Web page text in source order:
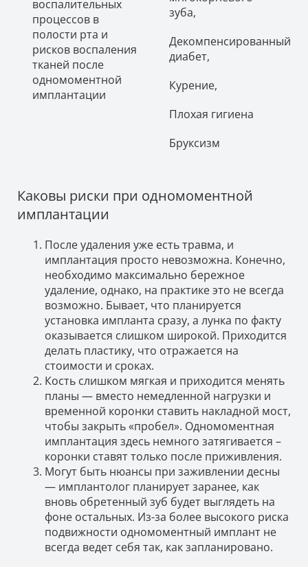
воспалительных
процессов в
полости рта и
рисков воспаления
тканей после
одномоментной
имплантации
зуба,
Декомпенсированный
диабет,
Курение,
Плохая гигиена
Бруксизм
Каковы риски при одномоментной
имплантации
После удаления уже есть травма, и
имплантация просто невозможна. Конечно,
необходимо максимально бережное
удаление, однако, на практике это не всегда
возможно. Бывает, что планируется
установка импланта сразу, а лунка по факту
оказывается слишком широкой. Приходится
делать пластику, что отражается на
стоимости и сроках.
Кость слишком мягкая и приходится менять
планы — вместо немедленной нагрузки и
временной коронки ставить накладной мост,
чтобы закрыть «пробел». Одномоментная
имплантация здесь немного затягивается –
коронки ставят только после приживления.
Могут быть нюансы при заживлении десны
— имплантолог планирует заранее, как
вновь обретенный зуб будет выглядеть на
фоне остальных. Из-за более высокого риска
подвижности одномоментный имплант не
всегда ведет себя так, как запланировано.